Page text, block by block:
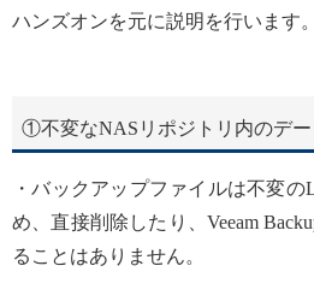
ハンズオンを元に説明を行います。
①不変なNASリポジトリ内のデー
・バックアップファイルは不変
め、直接削除したり、Veeam
ることはありません。